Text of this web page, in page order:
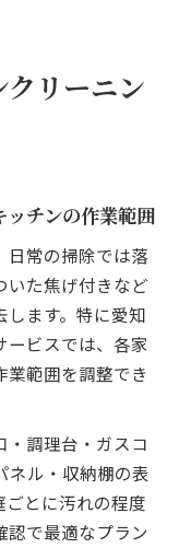
リーニン
チンの作業範囲
日常の掃除では落
いた焦げ付きなど
します。特に愛知
ービスでは、各家
業範囲を調整でき
・調理台・ガスコ
ネル・収納棚の表
とに汚れの程度
認で最適なプラン